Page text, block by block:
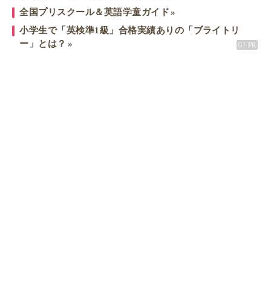
全国プリスクール＆英語学童ガイド
小学生で「英検準1級」合格実績ありの「ブライトリ
ー」とは？